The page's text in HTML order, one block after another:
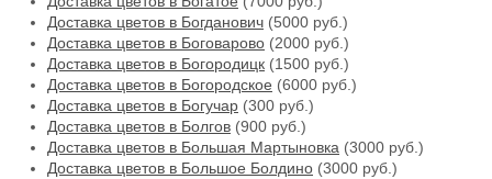
Доставка цветов в Богданович (5000 руб.)
Доставка цветов в Боговарово (2000 руб.)
Доставка цветов в Богородицк (1500 руб.)
Доставка цветов в Богородское (6000 руб.)
Доставка цветов в Богучар (300 руб.)
Доставка цветов в Болгов (900 руб.)
Доставка цветов в Большая Мартыновка (3000 руб.)
Доставка цветов в Большое Болдино (3000 руб.)